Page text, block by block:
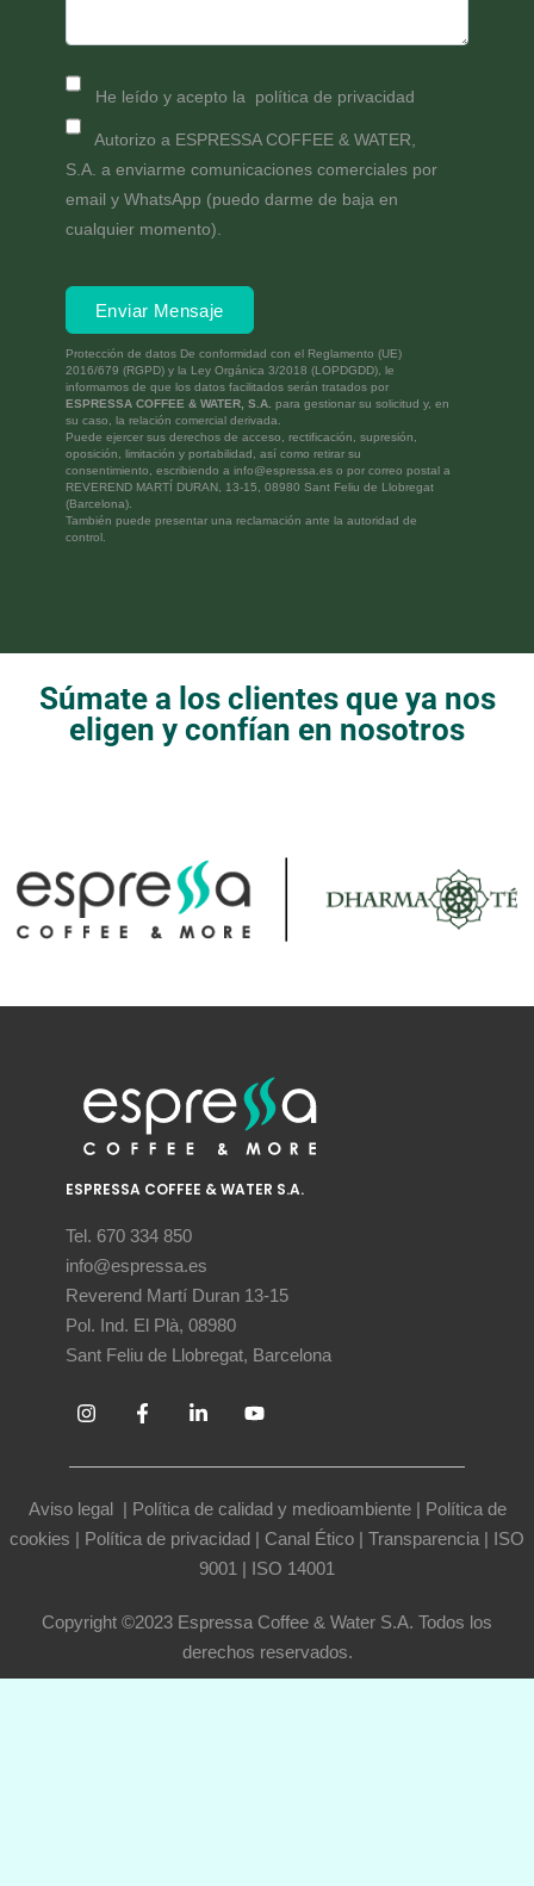
He leído y acepto la política de privacidad
Autorizo a ESPRESSA COFFEE & WATER,
S.A. a enviarme comunicaciones comerciales por
email y WhatsApp (puedo darme de baja en
cualquier momento).
Enviar Mensaje
Protección de datos De conformidad con el Reglamento (UE)
2016/679 (RGPD) y la Ley Orgánica 3/2018 (LOPDGDD), le
informamos de que los datos facilitados serán tratados por
ESPRESSA COFFEE & WATER, S.A. para gestionar su solicitud y, en
su caso, la relación comercial derivada.
Puede ejercer sus derechos de acceso, rectificación, supresión,
oposición, limitación y portabilidad, así como retirar su
consentimiento, escribiendo a info@espressa.es o por correo postal a
REVEREND MARTÍ DURAN, 13-15, 08980 Sant Feliu de Llobregat
(Barcelona).
También puede presentar una reclamación ante la autoridad de
control.
Súmate a los clientes que ya nos
eligen y confían en nosotros
ESPRESSA COFFEE & WATER S.A.
Tel. 670 334 850
info@espressa.es
Reverend Martí Duran 13-15
Pol. Ind. El Plà, 08980
Sant Feliu de Llobregat, Barcelona
Aviso legal | Política de calidad y medioambiente| Política de
cookies | Política de privacidad | Canal Ético | Transparencia | ISO
9001 | ISO 14001
Copyright ©2023 Espressa Coffee & Water S.A. Todos los
derechos reservados.